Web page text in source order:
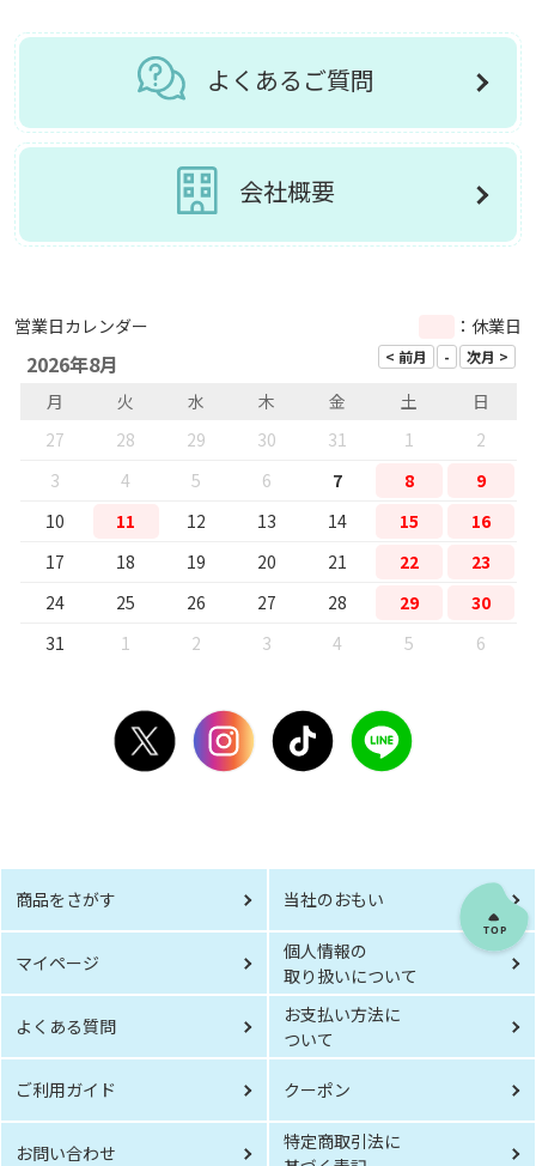
よくあるご質問
会社概要
営業日カレンダー ：休業日
2026年8月
月 火 水 木 金 土
日
27
28 29 30 31 1
2
3
4 5 6 7 8
9
10
11 12 13 14 15
16
17
18 19 20 21 22
23
24
25 26 27 28 29
30
31
1 2 3 4 5 6
商品をさがす 当社のおもい
マイページ
個人情報の
取り扱いについて
よくある質問
お支払い方法に
ついて
ご利用ガイド クーポン
お問い合わせ
特定商取引法に